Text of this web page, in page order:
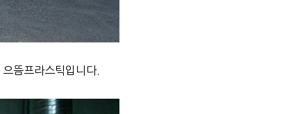
뜸프라스틱입니다.